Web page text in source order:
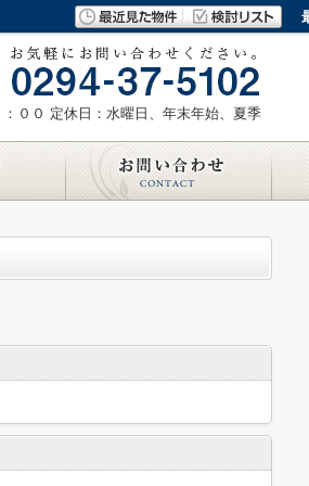
００ 定休日：水曜日、年末年始、夏季